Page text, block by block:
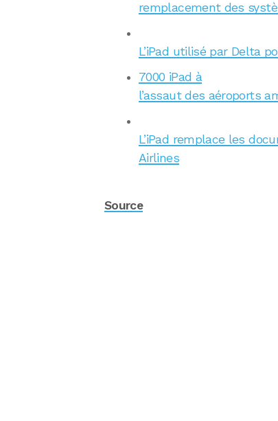
remplacement des
L’iPad utilisé par Delta
7000 iPad à
l’assaut des aéroports
L’iPad remplace les
Airlines
Source